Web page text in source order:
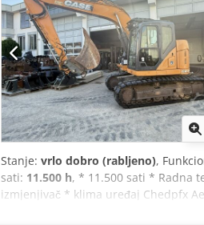
Stanje: vrlo dobro (rabljeno),
sati: 11.500 h, * 11.500 sati * Radna
izmjenjivač * klima uređaj Chedpfx